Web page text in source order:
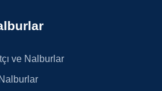
ve Nalburlar